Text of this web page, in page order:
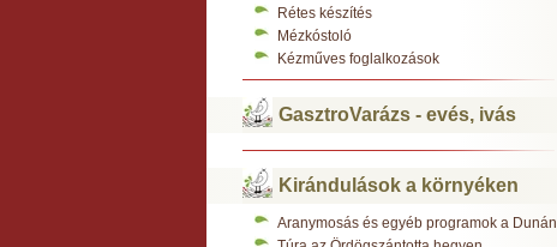
Rétes készítés
Mézkóstoló
Kézműves foglalkozások
GasztroVarázs - evés, ivás
Kirándulások a környéken
Aranymosás és egyéb programok a Dunán